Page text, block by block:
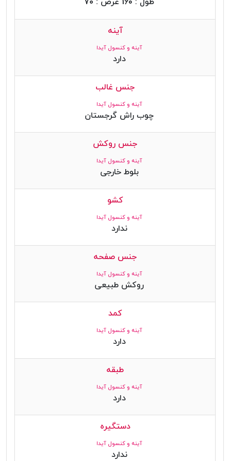
آینه
آینه و کنسول آیدا
دارد
جنس غالب
آینه و کنسول آیدا
چوب راش گرجستان
جنس روکش
آینه و کنسول آیدا
بلوط خارجی
کشو
آینه و کنسول آیدا
ندارد
جنس صفحه
آینه و کنسول آیدا
روکش طبیعی
کمد
آینه و کنسول آیدا
دارد
طبقه
آینه و کنسول آیدا
دارد
دستگیره
آینه و کنسول آیدا
ندارد